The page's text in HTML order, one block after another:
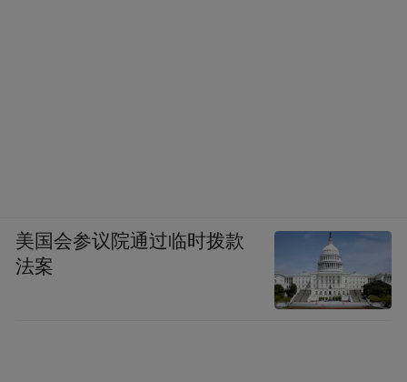
美国会参议院通过临时拨款
法案